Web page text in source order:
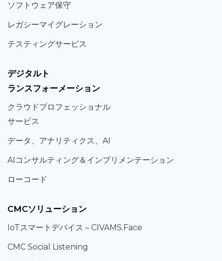
ソフト ウェア保守
レガシーマイグレーション
テスティングサービス
デジタルト
ランスフォーメーション
クラウドプロフェッショナル
サービス
データ、 アナリティクス、 AI
AIコンサルティング＆ インプリメンテーション
ローコード
CMCソリューション
IoTスマートデバイス – CIVAMS.Face
CMC Social Listening